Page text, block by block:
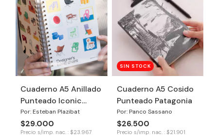
Cuaderno A5 Anillado
Punteado Iconic
Chairs
Por: Esteban Plazibat
$29.000
Precio s/imp. nac. : $23.967
SIN STOCK
Cuaderno A5 Cosido
Punteado Patagonia
Por: Panco Sassano
$26.500
Precio s/imp. nac. : $21.901